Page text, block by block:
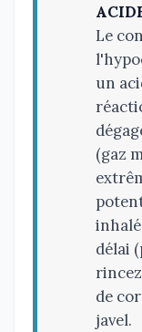
Le
un
(gaz
délai
de
javel.